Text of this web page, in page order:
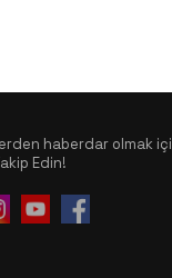
haberdar olmak
Edin!